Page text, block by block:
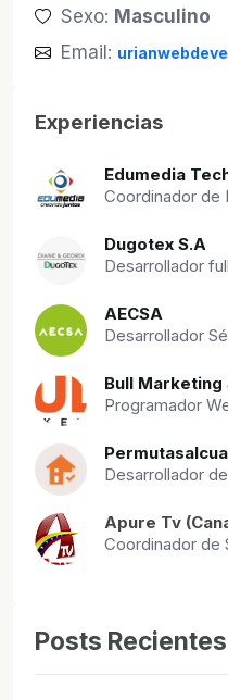
Sexo: Masculino
Email:
Experiencias
Edumedia
Coordinador de
Dugotex S.A
Desarrollador
AECSA
Desarrollador
Bull Marketing
Programador
Desarrollador
Apure Tv
Coordinador de
Posts Recientes